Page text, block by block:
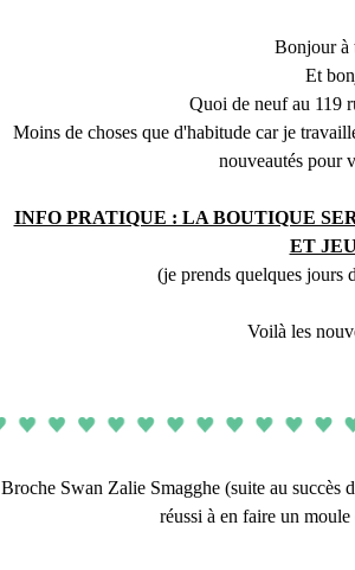
Bonjour à
Et
Quoi de neuf au 119
Moins de choses que d'habitude car je
nouveautés pour
INFO PRATIQUE : LA BOUTIQUE
ET
(je prends quelques jours
Voilà les
Broche Swan Zalie Smagghe (suite au succès
réussi à en faire un